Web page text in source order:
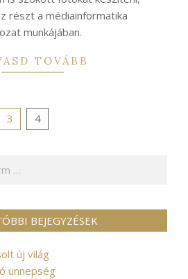
részt a médiainformatika
munkájában.
TOVÁBB
3 4
BEJEGYZÉSEK
új világ
ünnepség